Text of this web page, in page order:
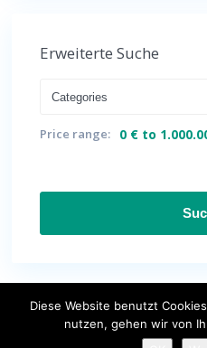
Erweiterte Suche
Categories
Price range: 0 € to
Impressum
Diese Website benutzt
nutzen, gehen wir von